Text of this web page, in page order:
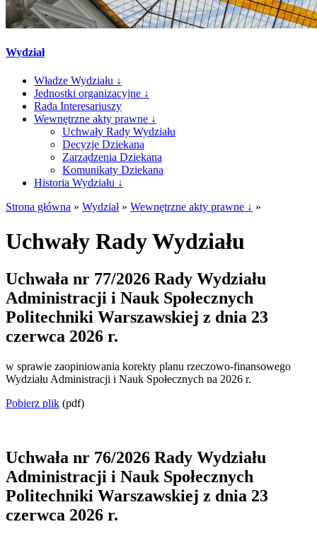
Wydział
Władze Wydziału ↓
Jednostki organizacyjne ↓
Rada Interesariuszy
Wewnętrzne akty prawne ↓
Uchwały Rady Wydziału
Decyzje Dziekana
Zarządzenia Dziekana
Komunikaty Dziekana
Historia Wydziału ↓
Strona główna » Wydział » Wewnętrzne akty prawne ↓ »
Uchwały Rady Wydziału
Uchwała nr 77/2026 Rady Wydziału
Administracji i Nauk Społecznych
Politechniki Warszawskiej z dnia 23
czerwca 2026 r.
w sprawie zaopiniowania korekty planu rzeczowo-finansowego
Wydziału Administracji i Nauk Społecznych na 2026 r.
Pobierz plik (pdf)
Uchwała nr 76/2026 Rady Wydziału
Administracji i Nauk Społecznych
Politechniki Warszawskiej z dnia 23
czerwca 2026 r.